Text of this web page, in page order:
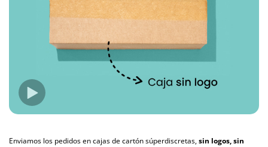
Enviamos los pedidos en cajas de cartón súperdiscretas,sin logos, sin